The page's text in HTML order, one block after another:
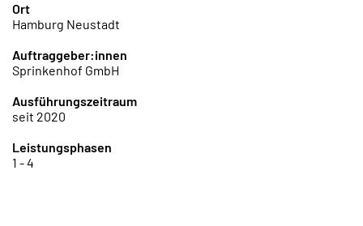
Ort
Hamburg Neustadt
Auftraggeber:innen
Sprinkenhof GmbH
Ausführungszeitraum
seit 2020
Leistungsphasen
1 - 4